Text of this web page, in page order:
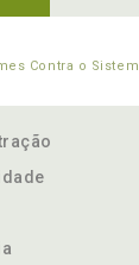
Contra o